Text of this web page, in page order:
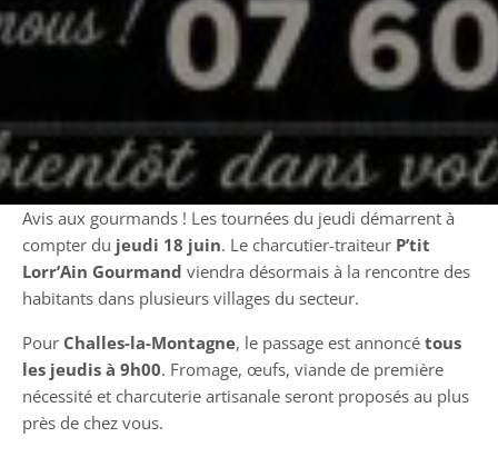
Avis aux gourmands ! Les tournées du jeudi démarrent à
compter du jeudi 18 juin. Le charcutier-traiteur P’tit
Lorr’Ain Gourmand viendra désormais à la rencontre des
habitants dans plusieurs villages du secteur.
Pour Challes-la-Montagne, le passage est annoncé tous
les jeudis à 9h00. Fromage, œufs, viande de première
nécessité et charcuterie artisanale seront proposés au plus
près de chez vous.